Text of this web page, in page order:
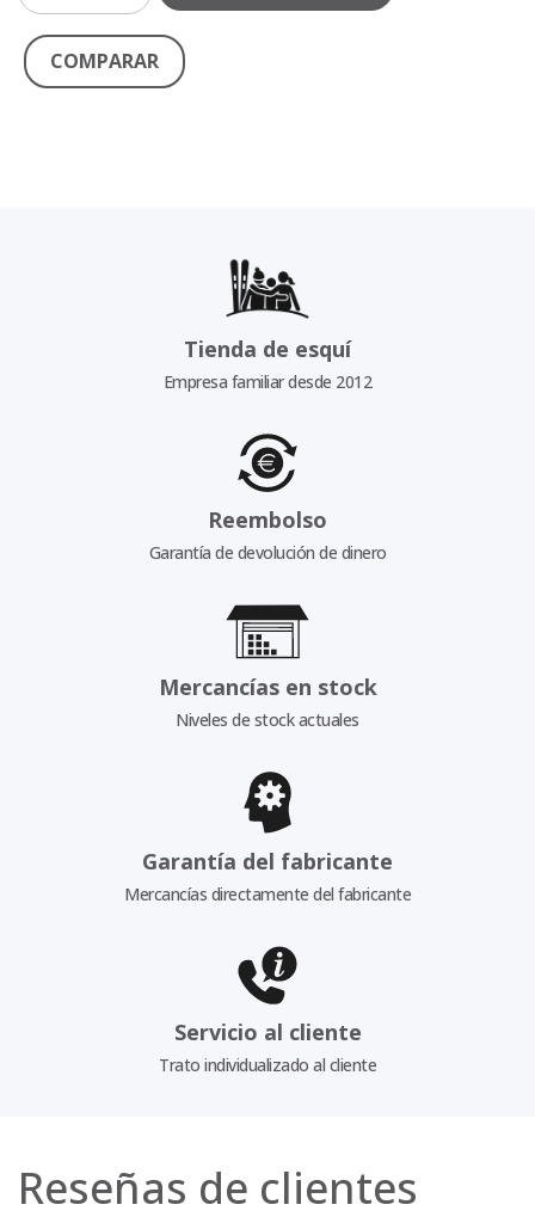
COMPARAR
Tienda de esquí
Empresa familiar desde 2012
Reembolso
Garantía de devolución de dinero
Mercancías en stock
Niveles de stock actuales
Garantía del fabricante
Mercancías directamente del fabricante
Servicio al cliente
Trato individualizado al cliente
Reseñas de clientes